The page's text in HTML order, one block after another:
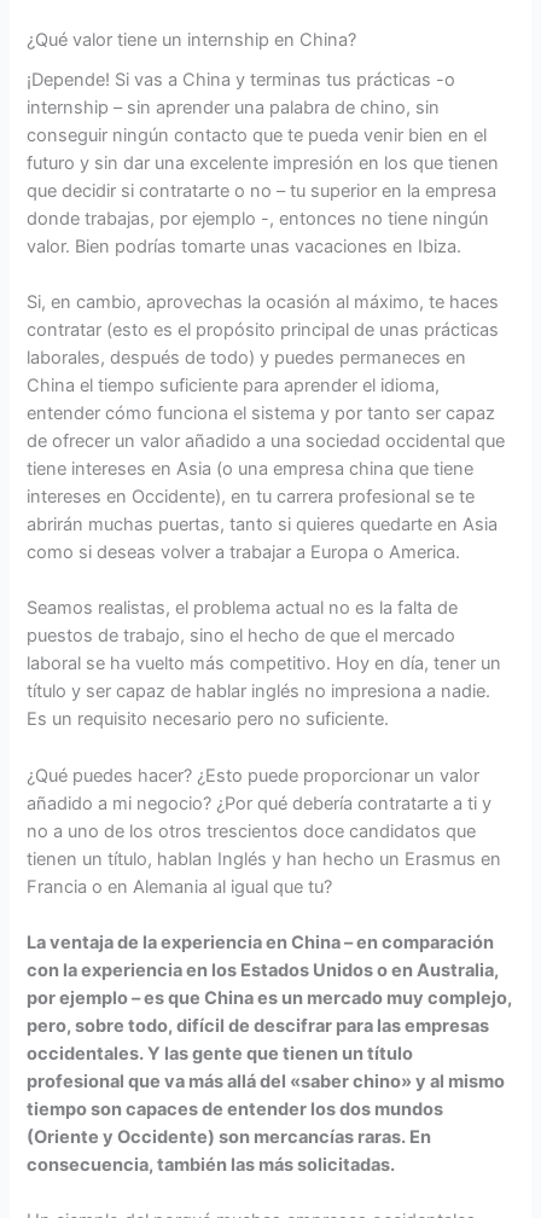
¿Qué valor tiene un internship en China?
¡Depende! Si vas a China y terminas tus prácticas -o
internship – sin aprender una palabra de chino, sin
conseguir ningún contacto que te pueda venir bien en el
futuro y sin dar una excelente impresión en los que tienen
que decidir si contratarte o no – tu superior en la empresa
donde trabajas, por ejemplo -, entonces no tiene ningún
valor. Bien podrías tomarte unas vacaciones en Ibiza.
Si, en cambio, aprovechas la ocasión al máximo, te haces
contratar (esto es el propósito principal de unas prácticas
laborales, después de todo) y puedes permaneces en
China el tiempo suficiente para aprender el idioma,
entender cómo funciona el sistema y por tanto ser capaz
de ofrecer un valor añadido a una sociedad occidental que
tiene intereses en Asia (o una empresa china que tiene
intereses en Occidente), en tu carrera profesional se te
abrirán muchas puertas, tanto si quieres quedarte en Asia
como si deseas volver a trabajar a Europa o America.
Seamos realistas, el problema actual no es la falta de
puestos de trabajo, sino el hecho de que el mercado
laboral se ha vuelto más competitivo. Hoy en día, tener un
título y ser capaz de hablar inglés no impresiona a nadie.
Es un requisito necesario pero no suficiente.
¿Qué puedes hacer? ¿Esto puede proporcionar un valor
añadido a mi negocio? ¿Por qué debería contratarte a ti y
no a uno de los otros trescientos doce candidatos que
tienen un título, hablan Inglés y han hecho un Erasmus en
Francia o en Alemania al igual que tu?
La ventaja de la experiencia en China – en comparación
con la experiencia en los Estados Unidos o en Australia,
por ejemplo – es que China es un mercado muy complejo,
pero, sobre todo, difícil de descifrar para las empresas
occidentales. Y las gente que tienen un título
profesional que va más allá del «saber chino» y al mismo
tiempo son capaces de entender los dos mundos
(Oriente y Occidente) son mercancías raras. En
consecuencia, también las más solicitadas.